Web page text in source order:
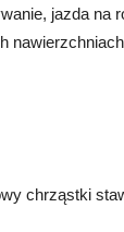
jazda
chrząstki